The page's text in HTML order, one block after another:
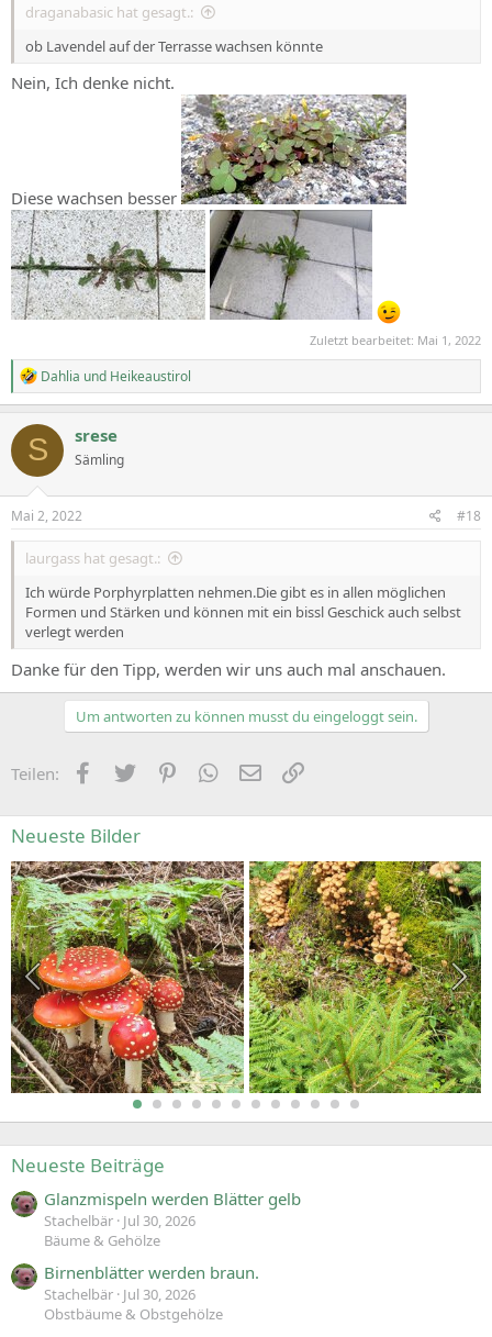
draganabasic hat gesagt.:
ob Lavendel auf der Terrasse wachsen könnte
Nein, Ich denke nicht.
Diese wachsen besser
Zuletzt bearbeitet: Mai 1, 2022
R
e
a
c
t
i
o
n
s
Dahlia und Heikeaustirol
S srese
Sämling
Mai 2, 2022 #18
laurgass hat gesagt.:
Ich würde Porphyrplatten nehmen.Die gibt es in allen möglichen
Formen und Stärken und können mit ein bissl Geschick auch selbst
verlegt werden
Danke für den Tipp, werden wir uns auch mal anschauen.
Um antworten zu können musst du eingeloggt sein.
Teilen: FacebookZwitschernPinterestWhatsApp
E-Mail
Neueste Bilder
Neueste Beiträge
Glanzmispeln werden Blätter gelb
Stachelbär Jul 30, 2026
Bäume & Gehölze
Birnenblätter werden braun.
Stachelbär Jul 30, 2026
Obstbäume & Obstgehölze